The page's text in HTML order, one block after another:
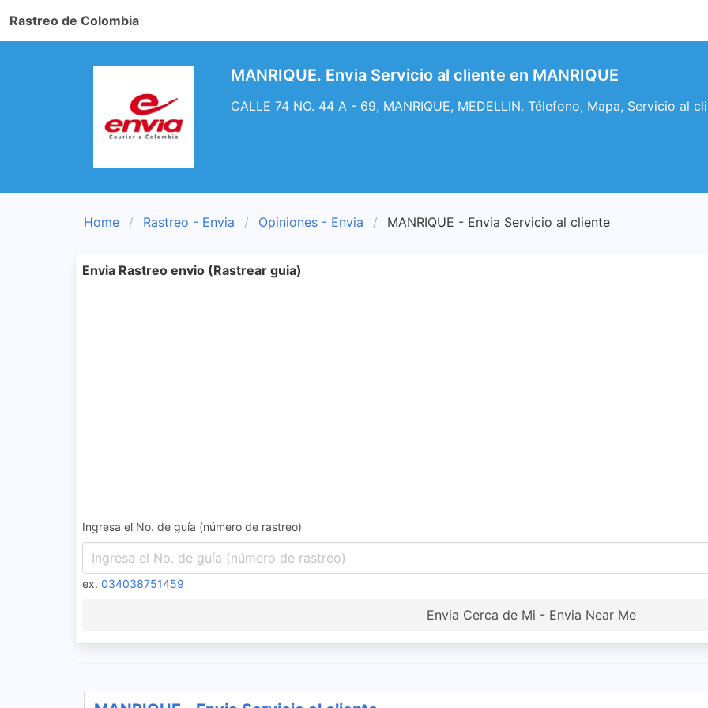
Rastreo de Colombia
MANRIQUE. Envia Servicio al cliente en MANRIQUE
CALLE 74 NO. 44 A - 69, MANRIQUE, MEDELLIN. Télefono, Mapa, Servicio al
Home Rastreo - Envia Opiniones - Envia MANRIQUE - Envia Servicio al cliente
Envia Rastreo envio (Rastrear guia)
Ingresa el No. de guía (número de rastreo)
ex. 034038751459
Envia Cerca de Mi - Envia Near Me